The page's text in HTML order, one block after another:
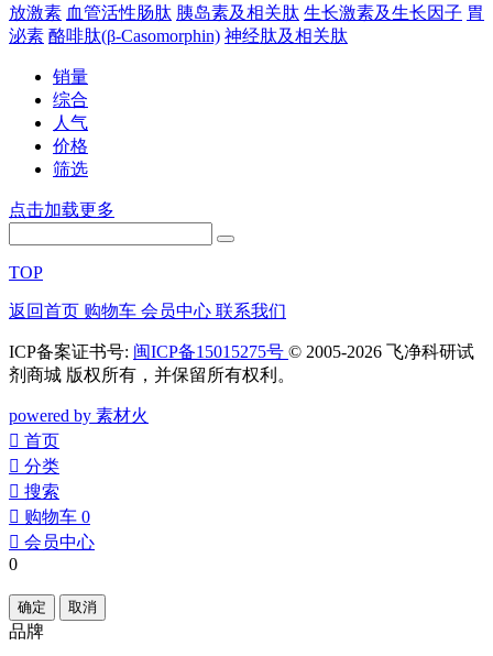
放激素 血管活性肠肽 胰岛素及相关肽 生长激素及生长因子 胃
泌素 酪啡肽(β-Casomorphin) 神经肽及相关肽
销量
综合
人气
价格
筛选
点击加载更多
TOP
返回首页 购物车 会员中心 联系我们
ICP备案证书号: 闽ICP备15015275号 © 2005-2026 飞净科研试
剂商城 版权所有，并保留所有权利。
powered by 素材火
󰀁 首页
󰀂 分类
󰀃 搜索
󰀄 购物车 0
󰀅 会员中心
0
确定 取消
品牌